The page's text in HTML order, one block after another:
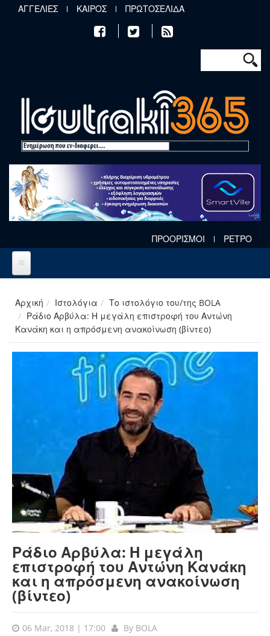
Παράκαμψη προς το κυρίως περιεχόμενο
ΑΓΓΕΛΙΕΣ ΚΑΙΡΟΣ ΠΡΩΤΟΣΕΛΙΔΑ
Φόρμα
Αναζήτηση
ΠΡΟΟΡΙΣΜΟΙ ΡΕΤΡΟ
Αρχική Ιστολόγια
Το ιστολόγιο του/της BOLA
Ράδιο Αρβύλα: Η μεγάλη επιστροφή του Αντώνη
Κανάκη και η απρόσμενη ανακοίνωση (βίντεο)
Ράδιο Αρβύλα: Η μεγάλη
επιστροφή του Αντώνη Κανάκη
και η απρόσμενη ανακοίνωση
(βίντεο)
06 Mar, 2018 | 17:00 By BOLA